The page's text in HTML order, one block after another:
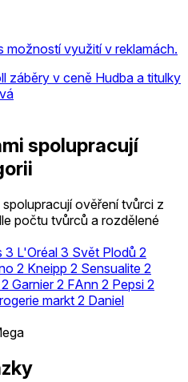
možností využití v reklamách.
záběry v ceně Hudba a titulky
spolupracují
ověření tvůrci z
počtu tvůrců a rozdělené
3 L'Oréal 3 Svět Plodů 2
2 Kneipp 2 Sensualite 2
2 Garnier 2 FAnn 2 Pepsi 2
markt 2 Daniel